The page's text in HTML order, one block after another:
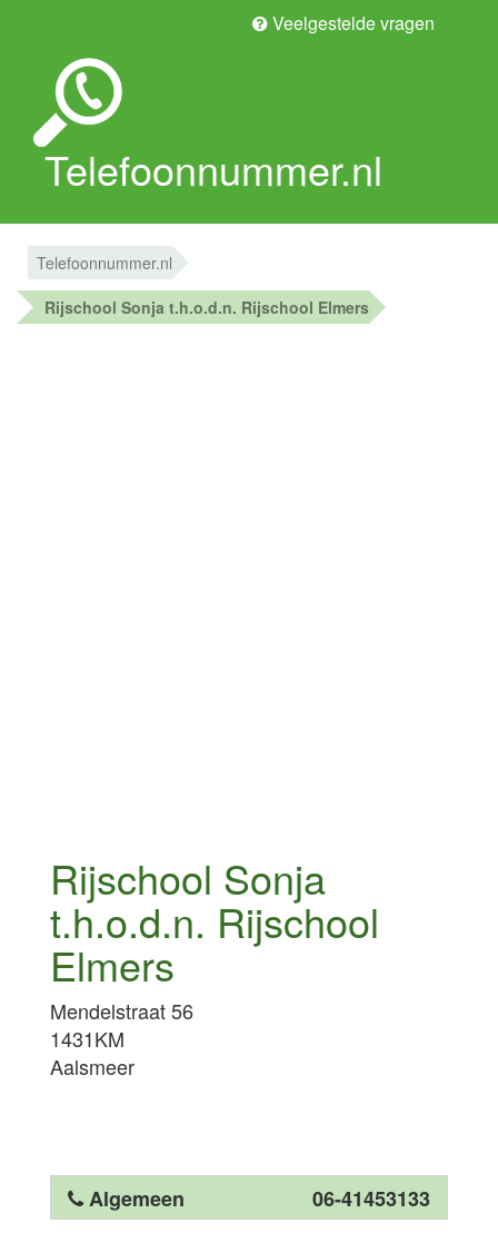
Veelgestelde vragen
Telefoonnummer.nl
Telefoonnummer.nl
Rijschool Sonja t.h.o.d.n. Rijschool Elmers
Rijschool Sonja
t.h.o.d.n. Rijschool
Elmers
Mendelstraat 56
1431KM
Aalsmeer
Algemeen 06-41453133